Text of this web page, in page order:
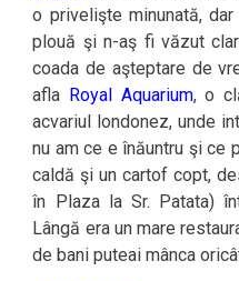
o privelişte minunată,
plouă şi n-aş fi văzut
coada de aşteptare de
afla Royal Aquarium, o
acvariul londonez, unde
nu am ce e înăuntru şi ce
caldă şi un cartof copt,
în Plaza la Sr. Patata)
Lângă era un mare
de bani puteai mânca